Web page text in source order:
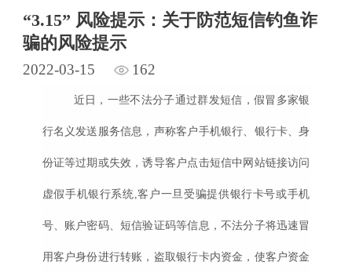
“3.15” 风险提示：关于防范短信钓鱼诈
骗的风险提示
2022-03-15 162
近日，一些不法分子通过群发短信，假冒多家银
行名义发送服务信息，声称客户手机银行、银行卡、身
份证等过期或失效，诱导客户点击短信中网站链接访问
虚假手机银行系统,客户一旦受骗提供银行卡号或手机
号、账户密码、短信验证码等信息，不法分子将迅速冒
用客户身份进行转账，盗取银行卡内资金，使客户资金